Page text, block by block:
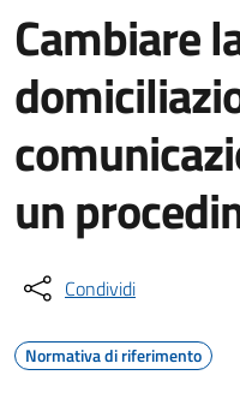
Cambiare
un
Condividi
Normativa di riferimento